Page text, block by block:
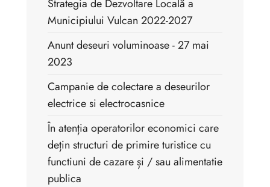
Strategia de Dezvoltare Locală a
Municipiului Vulcan 2022-2027
Anunt deseuri voluminoase - 27 mai
2023
Campanie de colectare a deseurilor
electrice si electrocasnice
În atenția operatorilor economici care
dețin structuri de primire turistice cu
functiuni de cazare și / sau alimentatie
publica